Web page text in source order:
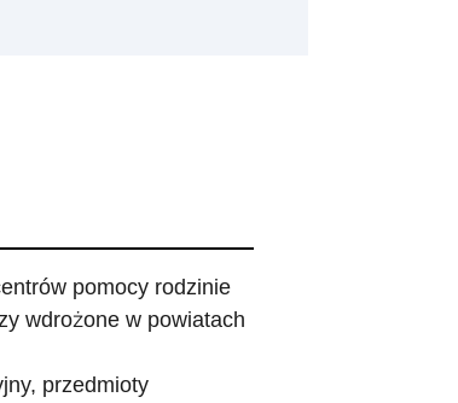
pomocy rodzinie
wdrożone w powiatach
przedmioty